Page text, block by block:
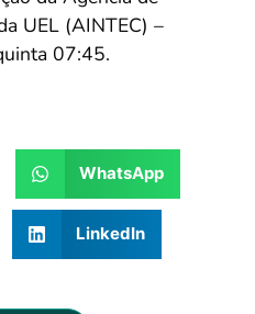
UEL (AINTEC) –
07:45.
WhatsApp
LinkedIn